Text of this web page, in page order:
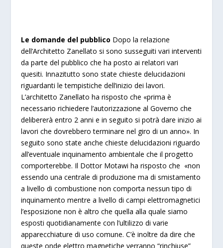
Le domande del pubblico Dopo la relazione
dell’Architetto Zanellato si sono susseguiti vari interventi
da parte del pubblico che ha posto ai relatori vari
quesiti. Innazitutto sono state chieste delucidazioni
riguardanti le tempistiche dell’inizio dei lavori.
L’architetto Zanellato ha risposto che «prima è
necessario richiedere l’autorizzazione al Governo che
delibererà entro 2 anni e in seguito si potrà dare inizio ai
lavori che dovrebbero terminare nel giro di un anno». In
seguito sono state anche chieste delucidazioni riguardo
all’eventuale inquinamento ambientale che il progetto
comporterebbe. Il Dottor Motawi ha risposto che «non
essendo una centrale di produzione ma di smistamento
a livello di combustione non comporta nessun tipo di
inquinamento mentre a livello di campi elettromagnetici
l’esposizione non è altro che quella alla quale siamo
esposti quotidianamente con l’ultilizzo di varie
apparecchiature di uso comune. C’è inoltre da dire che
queste onde elettro magnetiche verranno “rinchiuse”